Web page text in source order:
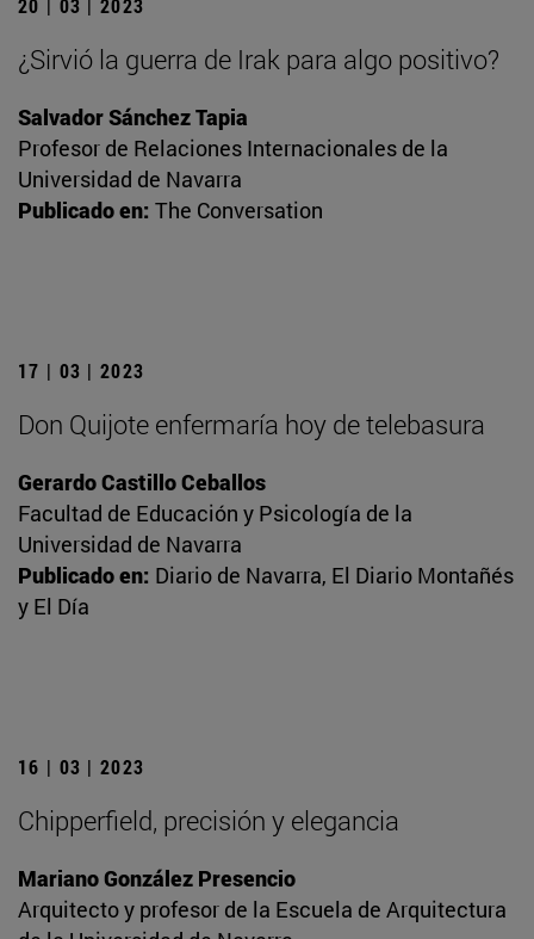
20 | 03 | 2023
¿Sirvió la guerra de Irak para algo positivo?
Salvador Sánchez Tapia
Profesor de Relaciones Internacionales de la
Universidad de Navarra
Publicado en: The Conversation
17 | 03 | 2023
Don Quijote enfermaría hoy de telebasura
Gerardo Castillo Ceballos
Facultad de Educación y Psicología de la
Universidad de Navarra
Publicado en: Diario de Navarra, El Diario Montañés
y El Día
16 | 03 | 2023
Chipperfield, precisión y elegancia
Mariano González Presencio
Arquitecto y profesor de la Escuela de Arquitectura